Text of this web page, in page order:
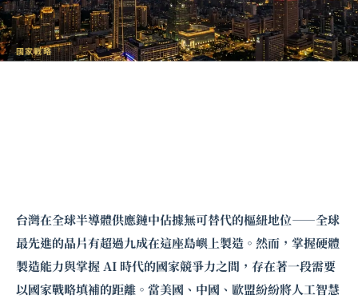
國家戰略
台灣在全球半導體供應鏈中佔據無可替代的樞紐地位——全球
最先進的晶片有超過九成在這座島嶼上製造。然而，掌握硬體
製造能力與掌握 AI 時代的國家競爭力之間，存在著一段需要
以國家戰略填補的距離。當美國、中國、歐盟紛紛將人工智慧